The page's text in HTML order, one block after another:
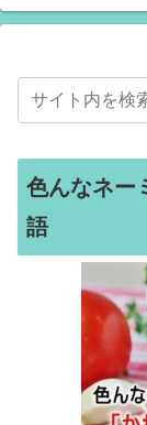
色んなネー
語